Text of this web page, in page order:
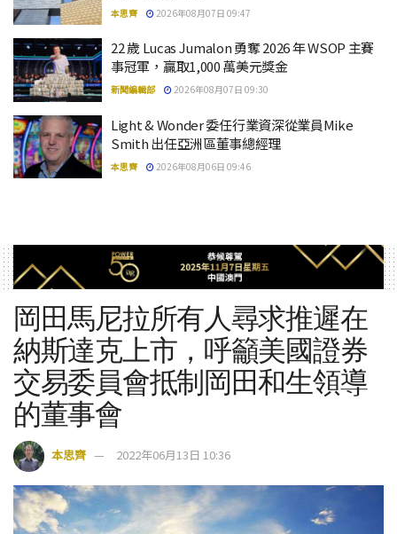
本思齊 2026年08月07日 09:47
22 歲 Lucas Jumalon 勇奪 2026 年 WSOP 主賽
事冠軍，贏取1,000 萬美元獎金
新聞編輯部 2026年08月07日 09:30
Light & Wonder 委任行業資深從業員Mike
Smith 出任亞洲區董事總經理
本思齊 2026年08月06日 09:46
岡田馬尼拉所有人尋求推遲在
納斯達克上市，呼籲美國證券
交易委員會抵制岡田和生領導
的董事會
本思齊 2022年06月13日 10:36